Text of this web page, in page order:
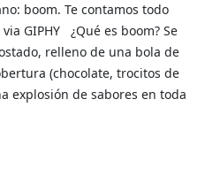
boom. Te contamos todo
GIPHY ¿Qué es boom? Se
relleno de una bola de
(chocolate, trocitos de
explosión de sabores en toda